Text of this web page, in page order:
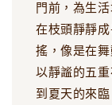
門前，為生
在枝頭靜靜
搖，像是在
以靜謐的五
到夏天的來臨